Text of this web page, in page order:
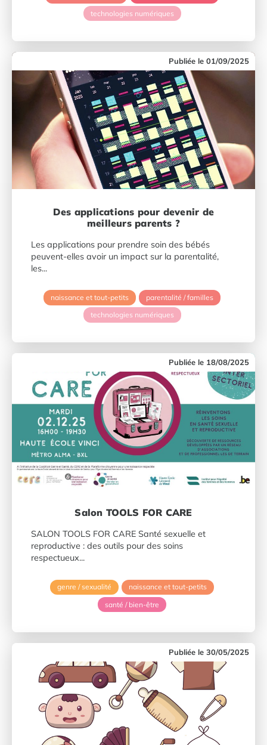
technologies numériques
01/09/2025
Des applications pour devenir de
meilleurs parents ?
Les applications pour prendre soin des bébés
peuvent-elles avoir un impact sur la parentalité,
les...
naissance et tout-petits
parentalité / familles
technologies numériques
18/08/2025
Salon TOOLS FOR CARE
SALON TOOLS FOR CARE Santé sexuelle et
reproductive : des outils pour des soins
respectueux...
genre / sexualité
naissance et tout-petits
santé / bien-être
30/05/2025